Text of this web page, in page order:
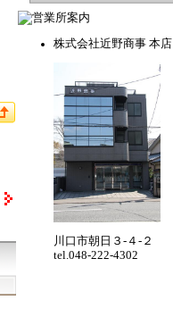
株式会社近野商事 本店
川口市朝日３-４-２
tel.048-222-4302